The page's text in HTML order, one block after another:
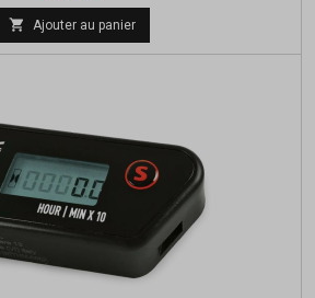
base
 Ajouter au panier